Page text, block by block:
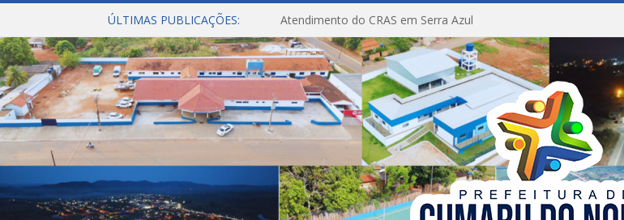
ÚLTIMAS PUBLICAÇÕES: Atendimento do CRAS em Serra Azul